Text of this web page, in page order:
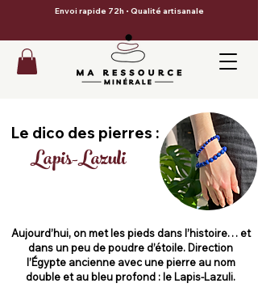
Envoi rapide 72h • Qualité artisanale
Le dico des pierres :
Lapis-Lazuli
Aujourd’hui, on met les pieds dans l’histoire… et
dans un peu de poudre d’étoile. Direction
l’Égypte ancienne avec une pierre au nom
double et au bleu profond : le Lapis-Lazuli.